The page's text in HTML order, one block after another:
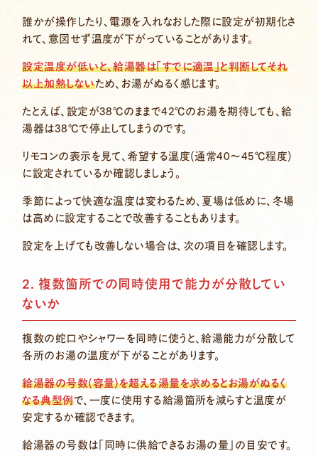
誰かが操作したり、電源を入れなおした際に設定が初期化さ
れて、意図せず温度が下がっていることがあります。
設定温度が低いと、給湯器は「すでに適温」と判断してそれ
以上加熱しないため、お湯がぬるく感じます。
たとえば、設定が38℃のままで42℃のお湯を期待しても、給
湯器は38℃で停止してしまうのです。
リモコンの表示を見て、希望する温度(通常40〜45℃程度)
に設定されているか確認しましょう。
季節によって快適な温度は変わるため、夏場は低めに、冬場
は高めに設定することで改善することもあります。
設定を上げても改善しない場合は、次の項目を確認します。
2. 複数箇所での同時使用で能力が分散してい
ないか
複数の蛇口やシャワーを同時に使うと、給湯能力が分散して
各所のお湯の温度が下がることがあります。
給湯器の号数(容量)を超える湯量を求めるとお湯がぬるく
なる典型例で、一度に使用する給湯箇所を減らすと温度が
安定するか確認できます。
給湯器の号数は「同時に供給できるお湯の量」の目安です。